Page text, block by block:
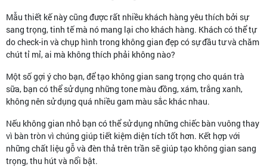
Mẫu thiết kế này cũng được rất nhiều khách hàng yêu thích bởi sự
sang trọng, tinh tế mà nó mang lại cho khách hàng. Khách có thể tự
do check-in và chụp hình trong không gian đẹp có sự đầu tư và chăm
chút tỉ mỉ, ai mà không thích phải không nào?
Một số gợi ý cho bạn, để tạo không gian sang trọng cho quán trà
sữa, bạn có thể sử dụng những tone màu đồng, xám, trắng xanh,
không nên sử dụng quá nhiều gam màu sắc khác nhau.
Nếu không gian nhỏ bạn có thể sử dụng những chiếc bàn vuông thay
vì bàn tròn vì chúng giúp tiết kiệm diện tích tốt hơn. Kết hợp với
những chất liệu gỗ và đèn thả trên trần sẽ giúp tạo không gian sang
trọng, thu hút và nổi bật.